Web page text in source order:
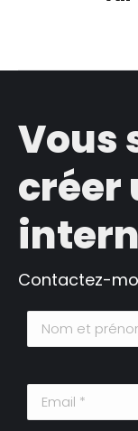
Vous
créer
Contactez-